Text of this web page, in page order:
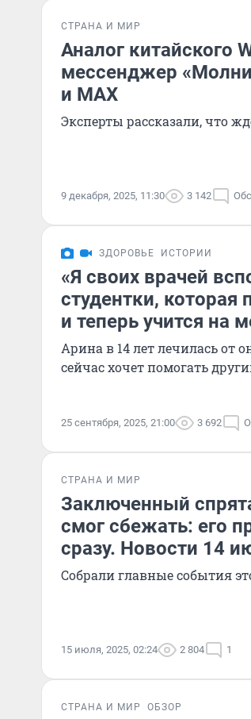
СТРАНА И МИР
Аналог китайского
мессенджер
и MAX
Эксперты рассказали, что
9 декабря, 2025, 11:30 3 142
ЗДОРОВЬЕ ИСТОРИИ
«Я своих врачей
студентки, которая
и теперь учится на
Арина в 14 лет лечилась от
сейчас хочет помогать
25 сентября, 2025, 21:00 3 692
СТРАНА И МИР
Заключенный
смог сбежать: его
сразу. Новости 14
Собрали главные события
15 июля, 2025, 02:24 2 804 1
СТРАНА И МИР ОБЗОР